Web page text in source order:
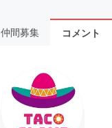
仲間募集 コメント